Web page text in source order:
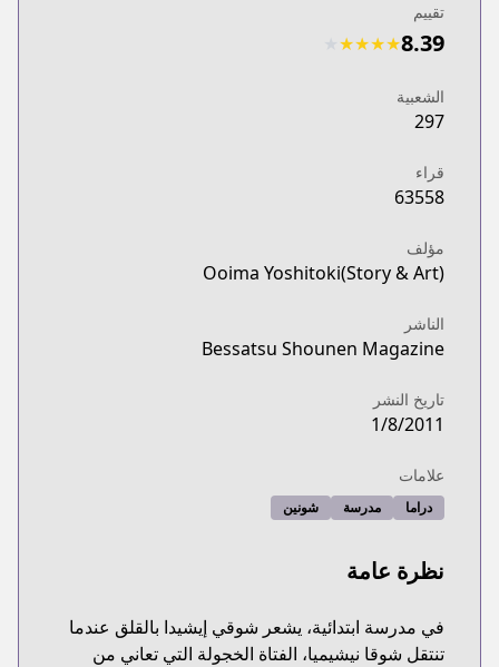
تقييم
8.39
★
★
★
★
الشعبية
297
قراء
63558
مؤلف
Ooima Yoshitoki(Story & Art)
الناشر
Bessatsu Shounen Magazine
تاريخ النشر
1/8/2011
علامات
دراما مدرسة شونين
نظرة عامة
في مدرسة ابتدائية، يشعر شوقي إيشيدا بالقلق عندما
تنتقل شوقا نيشيميا، الفتاة الخجولة التي تعاني من